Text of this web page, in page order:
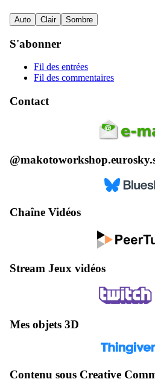
Auto Clair Sombre
S'abonner
Fil des entrées
Fil des commentaires
Contact
Chaîne Vidéos
Stream Jeux vidéos
Mes objets 3D
Contenu sous Creative